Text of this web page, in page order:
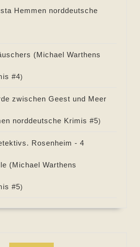
Hemmen norddeutsche
(Michael Warthens
#4)
zwischen Geest und Meer
norddeutsche Krimis #5)
Rosenheim - 4
(Michael Warthens
#5)